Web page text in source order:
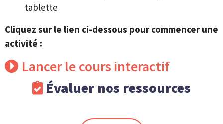
tablette
Cliquez sur le lien ci-dessous pour commencer une
activité :
Lancer le cours interactif
Évaluer nos ressources